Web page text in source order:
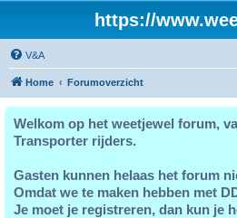
https://
V&A
Home Forumoverzicht
Welkom op het weetjewel forum,
Transporter rijders.
Gasten kunnen helaas het forum
Omdat we te maken hebben met
Je moet je registreren, dan kun je